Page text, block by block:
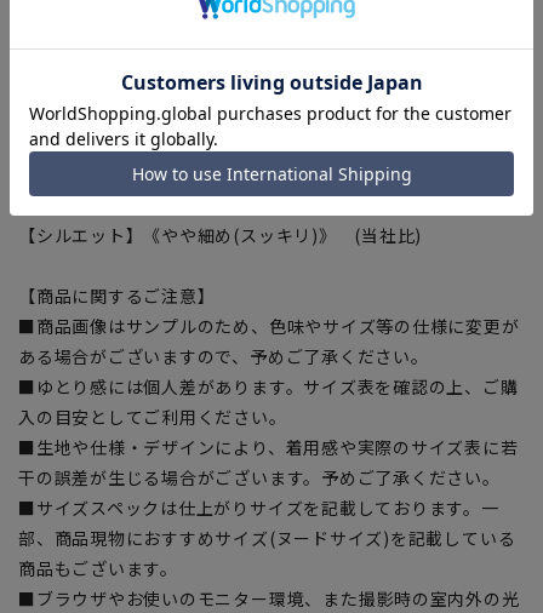
形態安定性に優れ洗濯後のアイロン掛けも簡単です。
■OEKO-TEX(R)
繊維製品の国際的な安全基準であるエコテックス(R)に認証さ
れた、生地から付属まですべてが厳しい基準をクリアした素材
を使用。安全を安心して着用いただけます。
【シルエット】《やや細め(スッキリ)》 (当社比)
【商品に関するご注意】
■商品画像はサンプルのため、色味やサイズ等の仕様に変更が
ある場合がございますので、予めご了承ください。
■ゆとり感には個人差があります。サイズ表を確認の上、ご購
入の目安としてご利用ください。
■生地や仕様・デザインにより、着用感や実際のサイズ表に若
干の誤差が生じる場合がございます。予めご了承ください。
■サイズスペックは仕上がりサイズを記載しております。一
部、商品現物におすすめサイズ(ヌードサイズ)を記載している
商品もございます。
■ブラウザやお使いのモニター環境、また撮影時の室内外の光